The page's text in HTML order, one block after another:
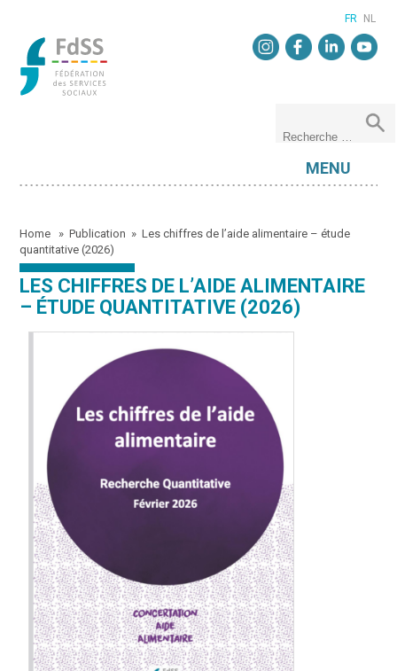
FR NL
MENU
Home »Publication »Les chiffres de l’aide alimentaire – étude
quantitative (2026)
LES CHIFFRES DE L’AIDE ALIMENTAIRE
– ÉTUDE QUANTITATIVE (2026)